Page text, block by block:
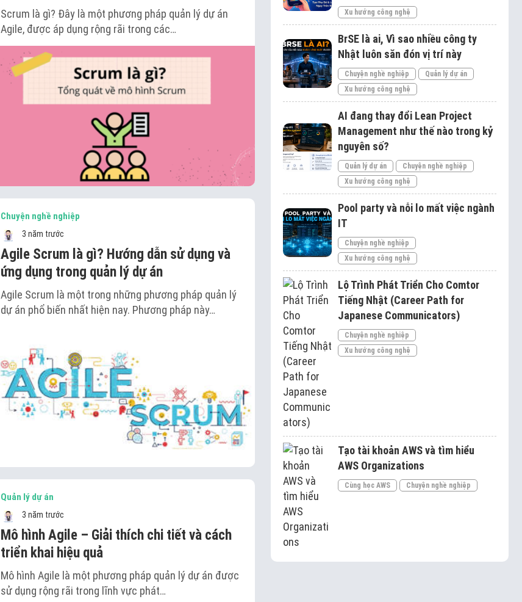
Scrum là gì? Đây là một phương pháp quản lý dự án
Agile, được áp dụng rộng rãi trong các…
Chuyện nghề nghiệp
3 năm trước
Agile Scrum là gì? Hướng dẫn sử dụng và
ứng dụng trong quản lý dự án
Agile Scrum là một trong những phương pháp quản lý
dự án phổ biến nhất hiện nay. Phương pháp này…
Quản lý dự án
3 năm trước
Mô hình Agile – Giải thích chi tiết và cách
triển khai hiệu quả
Mô hình Agile là một phương pháp quản lý dự án được
sử dụng rộng rãi trong lĩnh vực phát…
Xu hướng công nghệ
BrSE là ai, Vì sao nhiều công ty
Nhật luôn săn đón vị trí này
Chuyện nghề nghiệp
Quản lý dự án
Xu hướng công nghệ
AI đang thay đổi Lean Project
Management như thế nào trong kỷ
nguyên số?
Quản lý dự án
Chuyện nghề nghiệp
Xu hướng công nghệ
Pool party và nỗi lo mất việc ngành
IT
Chuyện nghề nghiệp
Xu hướng công nghệ
Lộ Trình Phát Triển Cho Comtor
Tiếng Nhật (Career Path for
Japanese Communicators)
Chuyện nghề nghiệp
Xu hướng công nghệ
Tạo tài khoản AWS và tìm hiểu
AWS Organizations
Cùng học AWS Chuyện nghề nghiệp